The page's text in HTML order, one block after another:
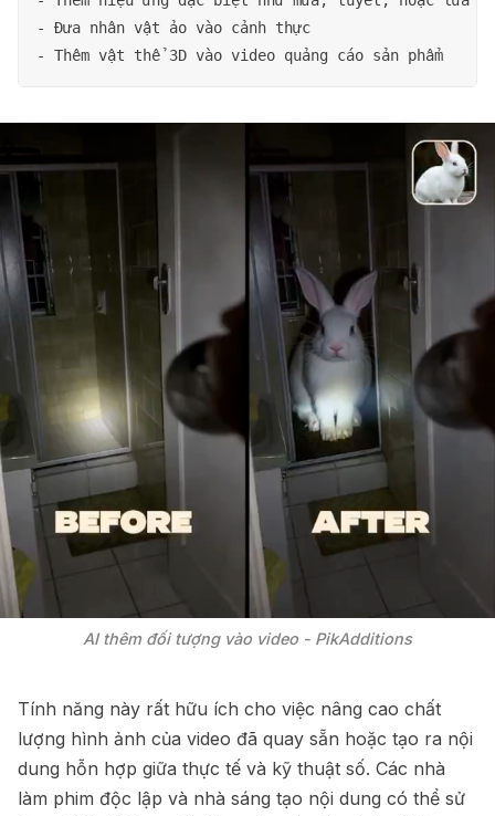
- Đưa nhân vật ảo vào cảnh thực
AI thêm đối tượng vào video - PikAdditions
Tính năng này rất hữu ích cho việc nâng cao chất
lượng hình ảnh của video đã quay sẵn hoặc tạo ra nội
dung hỗn hợp giữa thực tế và kỹ thuật số. Các nhà
làm phim độc lập và nhà sáng tạo nội dung có thể sử